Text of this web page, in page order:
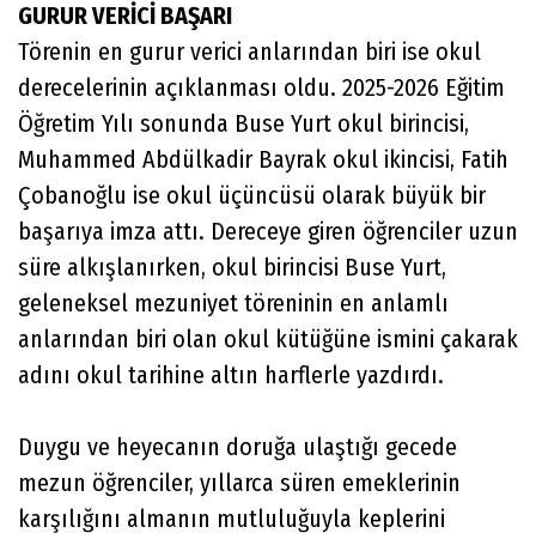
GURUR VERİCİ BAŞARI
Törenin en gurur verici anlarından biri ise okul
derecelerinin açıklanması oldu. 2025-2026 Eğitim
Öğretim Yılı sonunda Buse Yurt okul birincisi,
Muhammed Abdülkadir Bayrak okul ikincisi, Fatih
Çobanoğlu ise okul üçüncüsü olarak büyük bir
başarıya imza attı. Dereceye giren öğrenciler uzun
süre alkışlanırken, okul birincisi Buse Yurt,
geleneksel mezuniyet töreninin en anlamlı
anlarından biri olan okul kütüğüne ismini çakarak
adını okul tarihine altın harflerle yazdırdı.
Duygu ve heyecanın doruğa ulaştığı gecede
mezun öğrenciler, yıllarca süren emeklerinin
karşılığını almanın mutluluğuyla keplerini